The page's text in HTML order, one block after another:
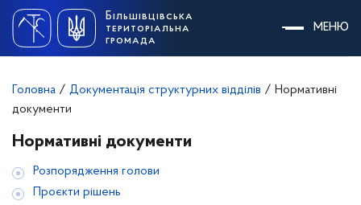
content
Більшівцівська
територіальна
громада
МЕНЮ
Головна / Документація структурних відділів / Нормативні
документи
Нормативні документи
Розпорядження голови
Проєкти рішень